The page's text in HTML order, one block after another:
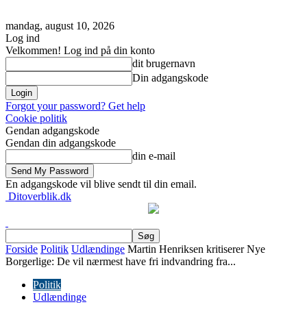
mandag, august 10, 2026
Log ind
Velkommen! Log ind på din konto
dit brugernavn
Din adgangskode
Forgot your password? Get help
Cookie politik
Gendan adgangskode
Gendan din adgangskode
din e-mail
En adgangskode vil blive sendt til din email.
Ditoverblik.dk
Forside Politik Udlændinge Martin Henriksen kritiserer Nye
Borgerlige: De vil nærmest have fri indvandring fra...
Politik
Udlændinge